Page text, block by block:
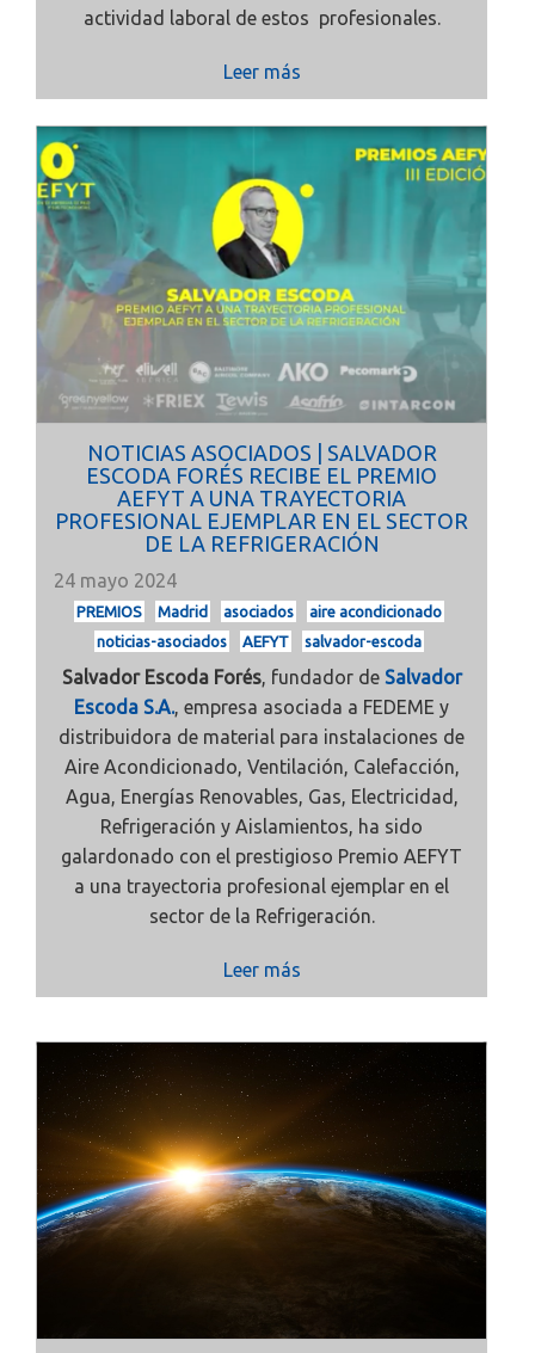
actividad laboral de estos profesionales.
Leer más
NOTICIAS ASOCIADOS | SALVADOR
ESCODA FORÉS RECIBE EL PREMIO
AEFYT A UNA TRAYECTORIA
PROFESIONAL EJEMPLAR EN EL SECTOR
DE LA REFRIGERACIÓN
24 mayo 2024
PREMIOS Madrid asociados
aire acondicionado
noticias-asociados
AEFYT salvador-escoda
Salvador Escoda Forés, fundador de Salvador
Escoda S.A., empresa asociada a FEDEME y
distribuidora de material para instalaciones de
Aire Acondicionado, Ventilación, Calefacción,
Agua, Energías Renovables, Gas, Electricidad,
Refrigeración y Aislamientos, ha sido
galardonado con el prestigioso Premio AEFYT
a una trayectoria profesional ejemplar en el
sector de la Refrigeración.
Leer más